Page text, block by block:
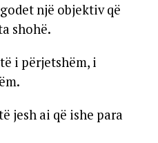
një objektiv që
shohë.
i përjetshëm, i
jesh ai që ishe para